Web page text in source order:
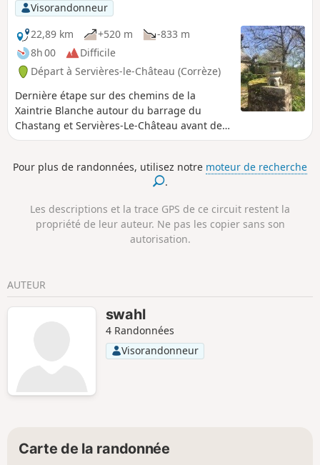
Visorandonneur
22,89 km
+520 m
-833 m
8h 00
Difficile
Départ à Servières-le-Château (Corrèze)
Dernière étape sur des chemins de la
Xaintrie Blanche autour du barrage du
Chastang et Servières-Le-Château avant de
redescendre sur Argentat en longeant la
d'arrivée.
Pour plus de randonnées, utilisez notre moteur de recherche
.
Les descriptions et la trace GPS de ce circuit restent la
propriété de leur auteur. Ne pas les copier sans son
autorisation.
AUTEUR
swahl
4 Randonnées
Visorandonneur
Carte de la randonnée